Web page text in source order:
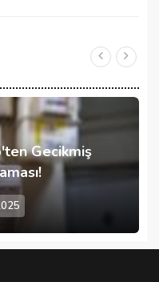
Gecikmiş